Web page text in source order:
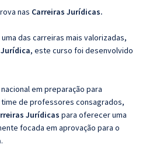
nas Carreiras Jurídicas.
das carreiras mais valorizadas,
Jurídica, este curso foi desenvolvido
em preparação para
de professores consagrados,
Jurídicas para oferecer uma
focada em aprovação para o
.